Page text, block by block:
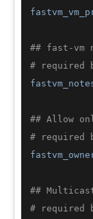
## fast-vm
# required
## Allow
# required
##
# required